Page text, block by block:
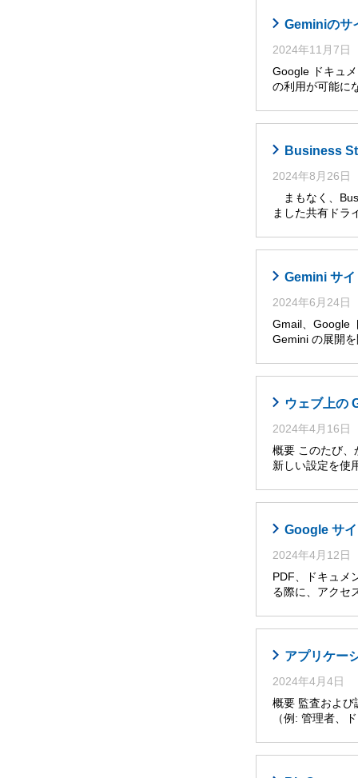
Geminiのサ
2024年11月7日
Google ドキュ
の利用が可能に
Business
2024年8月26日
まもなく、
ました共有ドラ
Gemini サ
2024年6月24日
Gmail、Google
Gemini の展開
ウェブ上の
2024年4月16日
概要 このたび、
新しい設定を使
Google サ
2024年4月12日
PDF、ドキュメ
る際に、アクセ
アプリケー
2024年4月4日
概要 監査および
（例: 管理者、